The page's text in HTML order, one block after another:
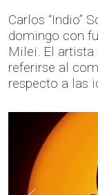
Carlos “Indio”
domingo con
Milei. El
referirse al
respecto a las